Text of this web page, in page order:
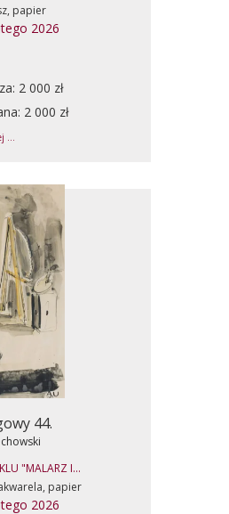
papier
2026
2 000 zł
2 000 zł
...
44.
"MALARZ I...
papier
2026